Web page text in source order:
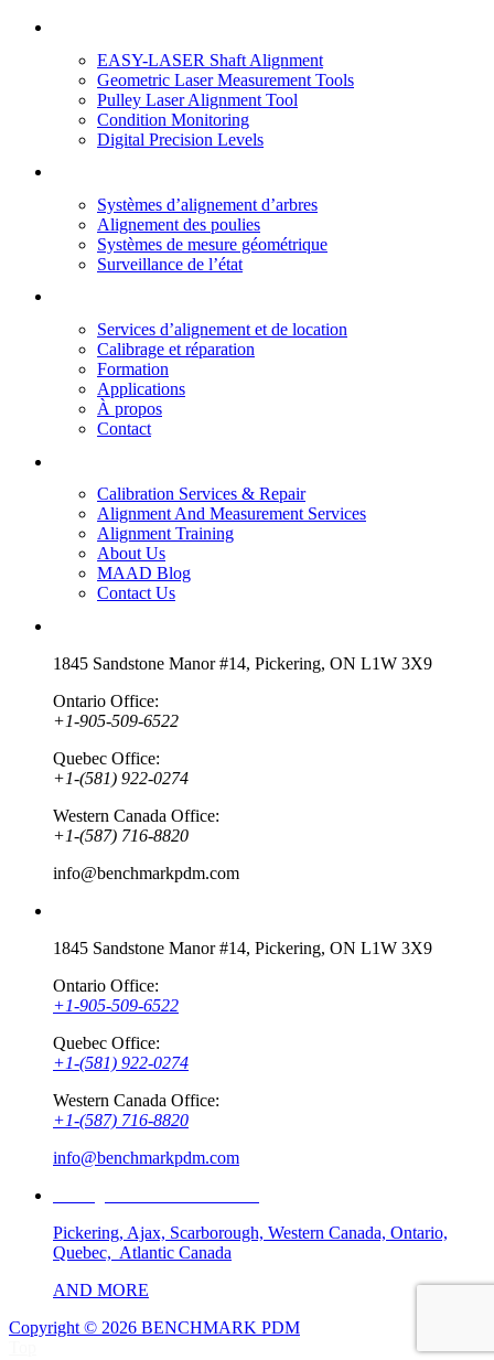
EASY-LASER Shaft Alignment
Geometric Laser Measurement Tools
Pulley Laser Alignment Tool
Condition Monitoring
Digital Precision Levels
Systèmes d’alignement d’arbres
Alignement des poulies
Systèmes de mesure géométrique
Surveillance de l’état
Services d’alignement et de location
Calibrage et réparation
Formation
Applications
À propos
Contact
Calibration Services & Repair
Alignment And Measurement Services
Alignment Training
About Us
MAAD Blog
Contact Us
1845 Sandstone Manor #14, Pickering, ON L1W 3X9
Ontario Office:
+1-905-509-6522
Quebec Office:
+1-(581) 922-0274
Western Canada Office:
+1-(587) 716-8820
info@benchmarkpdm.com
1845 Sandstone Manor #14, Pickering, ON L1W 3X9
Ontario Office:
+1-905-509-6522
Quebec Office:
+1-(581) 922-0274
Western Canada Office:
+1-(587) 716-8820
info@benchmarkpdm.com
Pickering, Ajax, Scarborough, Western Canada, Ontario,
Quebec, Atlantic Canada
AND MORE
Copyright © 2026 BENCHMARK PDM